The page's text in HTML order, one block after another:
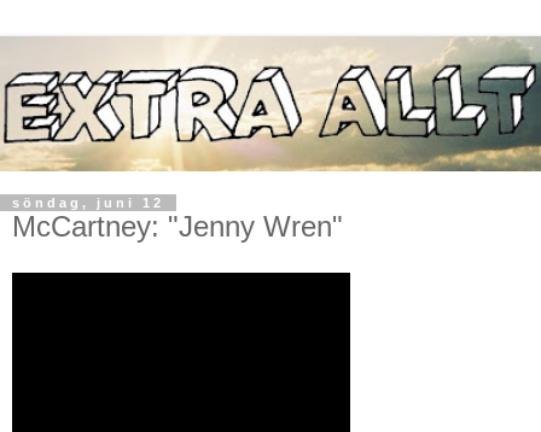
söndag, juni 12
McCartney: "Jenny Wren"